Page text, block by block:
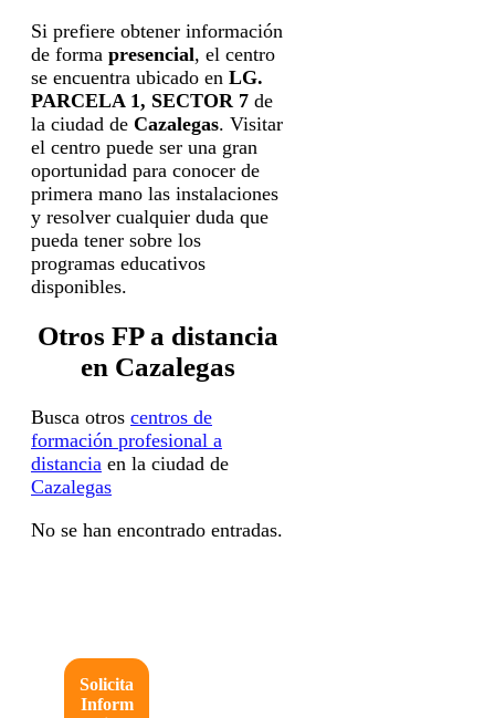
Si prefiere obtener información
de forma presencial, el centro
se encuentra ubicado en LG.
PARCELA 1, SECTOR 7 de
la ciudad de Cazalegas. Visitar
el centro puede ser una gran
oportunidad para conocer de
primera mano las instalaciones
y resolver cualquier duda que
pueda tener sobre los
programas educativos
disponibles.
Otros FP a distancia
en Cazalegas
Busca otros centros de
formación profesional a
distancia en la ciudad de
Cazalegas
No se han encontrado entradas.
Solicita
Inform